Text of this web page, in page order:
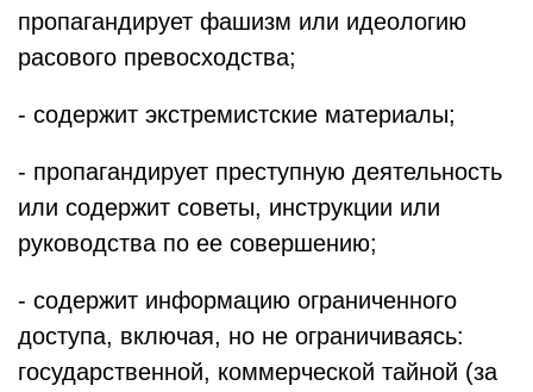
пропагандирует фашизм или идеологию
расового превосходства;
- содержит экстремистские материалы;
- пропагандирует преступную деятельность
или содержит советы, инструкции или
руководства по ее совершению;
- содержит информацию ограниченного
доступа, включая, но не ограничиваясь:
государственной, коммерческой тайной (за